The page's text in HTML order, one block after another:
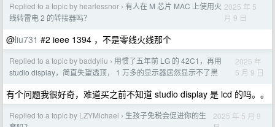
Replied to a topic by hearlessnor › 有人在 M 芯片 MAC 上使用火
线转雷电 2 的转接器吗？
2025 年 5
月 9 日
@liu731 #2 ieee 1394 ，不是零线火线那个
Replied to a topic by baddyliu › 用惯了五年前 LG 的 42C1，再用
studio display，简直失望透顶， 1 万多的显示器居然显示不了黑
2025 年
5 月 9 日
有个问题我很好奇，难道买之前不知道 studio display 是 lcd 的吗。。
Replied to a topic by LZYMichael › 生孩子免税会促进你的生
2025 年 5 月 9